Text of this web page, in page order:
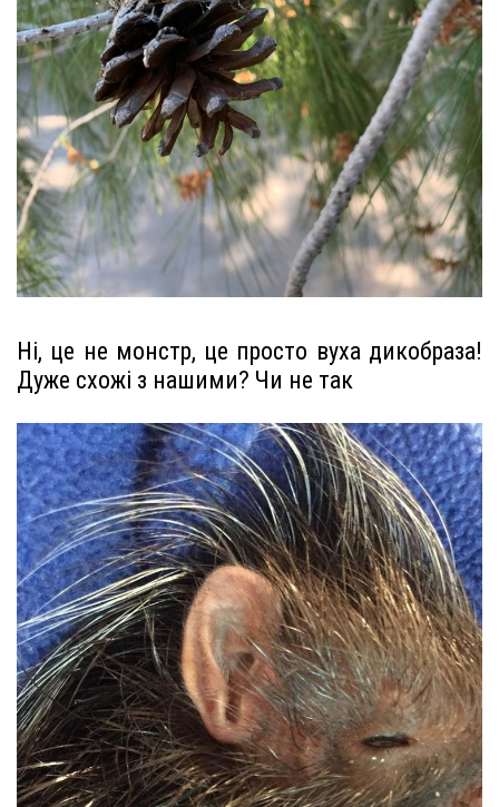
Ні, це не монстр, це просто вуха дикобраза!
Дуже схожі з нашими? Чи не так